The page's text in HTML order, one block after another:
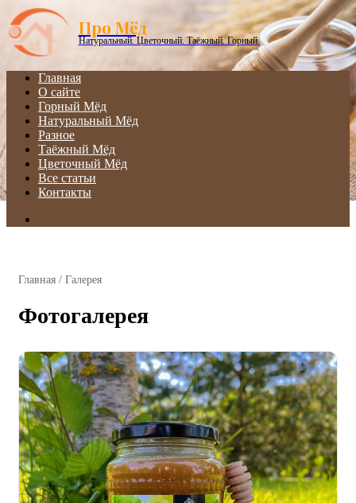
Menu
Про Мёд
Натуральный. Цветочный. Таёжный. Горный.
Главная
О сайте
Горный Мёд
Натуральный Мёд
Разное
Таёжный Мёд
Цветочный Мёд
Все статьи
Контакты
Главная / Галерея
Фотогалерея